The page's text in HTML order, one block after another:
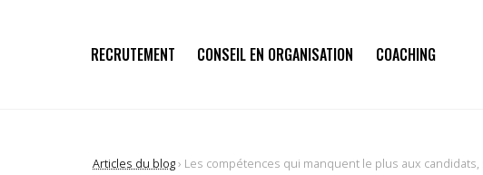
RECRUTEMENT CONSEIL EN ORGANISATION COACHING
Articles du blog› Les compétences qui manquent le plus aux